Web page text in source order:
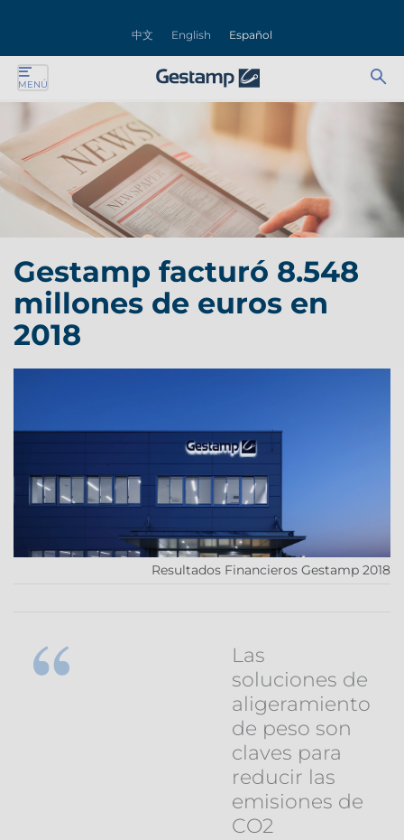
中文 English Español
MENÚ
Gestamp facturó 8.548
millones de euros en
2018
Resultados Financieros Gestamp 2018
Las
soluciones de
aligeramiento
de peso son
claves para
reducir las
emisiones de
CO2